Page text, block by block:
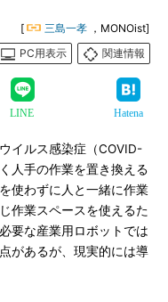
[ 三島一孝 ，MONOist]
PC用表示
関連情報
LINE Hatena
イルス感染症（COVID-
人手の作業を置き換える
使わずに人と一緒に作業
作業スペースを使えるた
要な産業用ロボットでは
があるが、現実的には導